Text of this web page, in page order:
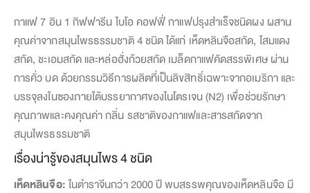
กาแฟ 7 อิน 1 กิฟฟารีน ไบโอ คอฟฟี่ กาแฟปรุงสำเร็จชนิดผง ผสาน
คุณค่าจากสมุนไพรธรรมชาติ 4 ชนิด ได้แก่ เห็ดหลินจือสกัด, โสมแดง
สกัด, ชะเอมสกัด และหล่อฮั่งก้วยสกัด เมล็ดกาแฟคัดสรรพิเศษ ผ่าน
การคั่ว บด ด้วยกรรมวิธีการผลิตที่เป็นลิขสิทธิ์เฉพาะจากอเมริกา และ
บรรจุลงในซองภายใต้บรรยากาศของไนโตรเจน (N2) เพื่อช่วยรักษา
คุณภาพและคงคุณค่า กลิ่น รสชาติของกาแฟและสารสกัดจาก
สมุนไพรธรรมชาติ
เรื่องน่ารู้ของสมุนไพร 4 ชนิด
เห็ดหลินจือ:ในตำราจีนกว่า 2000 ปี พบสรรพคุณของเห็ดหลินจือ มี